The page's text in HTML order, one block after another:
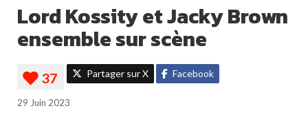
Lord Kossity et Jacky Brown
ensemble sur scène
Partager sur X Facebook
29 Juin 2023